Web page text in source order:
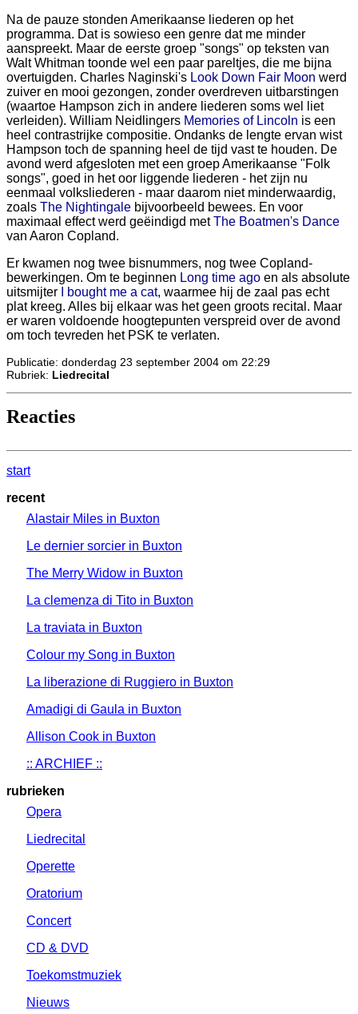
Na de pauze stonden Amerikaanse liederen op het
programma. Dat is sowieso een genre dat me minder
aanspreekt. Maar de eerste groep "songs" op teksten van
Walt Whitman toonde wel een paar pareltjes, die me bijna
overtuigden. Charles Naginski's Look Down Fair Moon werd
zuiver en mooi gezongen, zonder overdreven uitbarstingen
(waartoe Hampson zich in andere liederen soms wel liet
verleiden). William Neidlingers Memories of Lincoln is een
heel contrastrijke compositie. Ondanks de lengte ervan wist
Hampson toch de spanning heel de tijd vast te houden. De
avond werd afgesloten met een groep Amerikaanse "Folk
songs", goed in het oor liggende liederen - het zijn nu
eenmaal volksliederen - maar daarom niet minderwaardig,
zoals The Nightingale bijvoorbeeld bewees. En voor
maximaal effect werd geëindigd metThe Boatmen's Dance
van Aaron Copland.
Er kwamen nog twee bisnummers, nog twee Copland-
bewerkingen. Om te beginnen Long time ago en als absolute
uitsmijter
I bought me a cat, waarmee hij de zaal pas echt
plat kreeg. Alles bij elkaar was het geen groots recital. Maar
er waren voldoende hoogtepunten verspreid over de avond
om toch tevreden het PSK te verlaten.
Publicatie: donderdag 23 september 2004 om 22:29
Rubriek: Liedrecital
Reacties
start
recent
Alastair Miles in Buxton
Le dernier sorcier in Buxton
The Merry Widow in Buxton
La clemenza di Tito in Buxton
La traviata in Buxton
Colour my Song in Buxton
La liberazione di Ruggiero in Buxton
Amadigi di Gaula in Buxton
Allison Cook in Buxton
:: ARCHIEF ::
rubrieken
Opera
Liedrecital
Operette
Oratorium
Concert
CD & DVD
Toekomstmuziek
Nieuws